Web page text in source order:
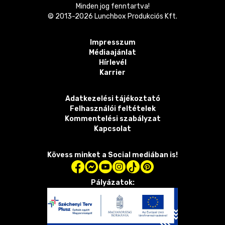
Minden jog fenntartva!
© 2013-2026 Lunchbox Produkciós Kft.
Impresszum
Médiaajánlat
Hírlevél
Karrier
Adatkezelési tájékoztató
Felhasználói feltételek
Kommentelési szabályzat
Kapcsolat
Kövess minket a Social mediában is!
Pályázatok: